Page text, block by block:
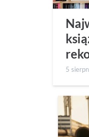
5